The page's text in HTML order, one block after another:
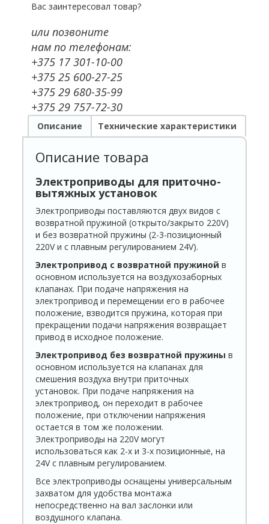
Вас заинтересовал товар?
или позвоните
нам по телефонам:
+375 17 301-10-00
+375 25 600-27-25
+375 29 680-35-99
+375 29 757-72-30
Описание Технические характеристики
Описание товара
Электроприводы для приточно-
вытяжных установок
Электроприводы поставляются двух видов с
возвратной пружиной (открыто/закрыто 220V)
и без возвратной пружины (2-3-позиционный
220V и с плавным регулированием 24V).
Электропривод с возвратной пружиной в
основном используется на воздухозаборных
клапанах. При подаче напряжения на
электропривод и перемещении его в рабочее
положение, взводится пружина, которая при
прекращении подачи напряжения возвращает
привод в исходное поло­жение.
Электропривод без возвратной пружины в
основном используется на клапанах для
смешения воздуха внутри приточных
установок. При подаче напряжения на
электропривод, он переходит в рабочее
положение, при отключении напряжения
остается в том же положении.
Электроприводы на 220V могут
использоваться как 2-х и 3-х позиционные, на
24V с плавным регулированием.
Все электроприводы оснащены универсальным
захватом для удоб­ства монтажа
непосредственно на вал заслонки или
воздушного клапана.